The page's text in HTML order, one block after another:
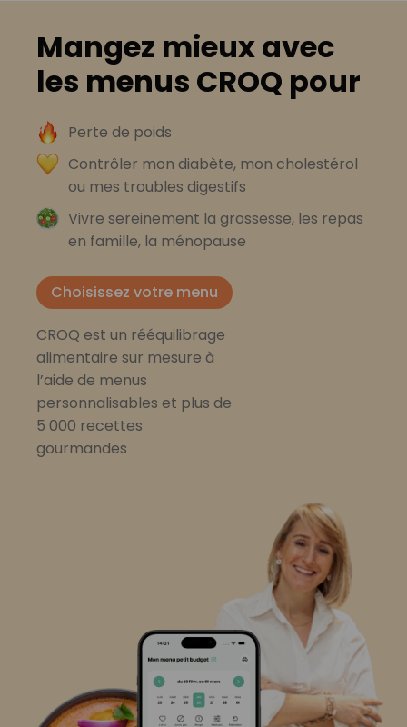
Mangez mieux avec
les menus CROQ pour
Perte de poids
Contrôler mon diabète, mon cholestérol
ou mes troubles digestifs
Vivre sereinement la grossesse, les repas
en famille, la ménopause
Choisissez votre menu
CROQ est un rééquilibrage
alimentaire sur mesure à
l’aide de menus
personnalisables et plus de
5 000 recettes
gourmandes